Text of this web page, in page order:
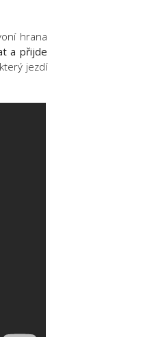
hrana
a přijde
jezdí